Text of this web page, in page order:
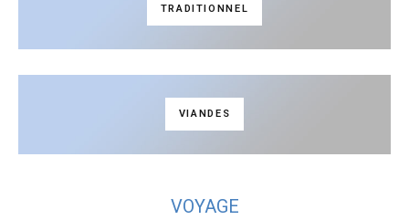
TRADITIONNEL
VIANDES
VOYAGE